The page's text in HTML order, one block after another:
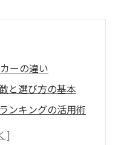
ーの違い
と選び方の基本
ンキングの活用術
が選ばれる理由と